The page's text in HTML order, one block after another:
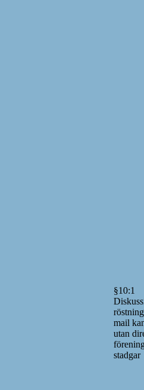
§10:1
mail
utan
stadgar